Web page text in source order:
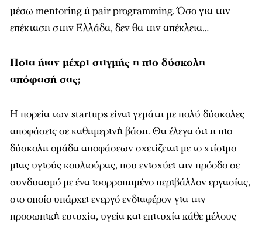
μέσω mentoring ή pair programming. Όσο για την
επέκταση στην Ελλάδα, δεν θα την απέκλεια…
Ποια ήταν μέχρι στιγμής η πιο δύσκολη
απόφασή σας;
Η πορεία των startups είναι γεμάτη με πολύ δύσκολες
αποφάσεις σε καθημερινή βάση. Θα έλεγα ότι η πιο
δύσκολη ομάδα αποφάσεων σχετίζεται με το χτίσιμο
μιας υγιούς κουλτούρας, που ενισχύει την πρόοδο σε
συνδυασμό με ένα ισορροπημένο περιβάλλον εργασίας,
στο οποίο υπάρχει ενεργό ενδιαφέρον για την
προσωπική ευτυχία, υγεία και επιτυχία κάθε μέλους